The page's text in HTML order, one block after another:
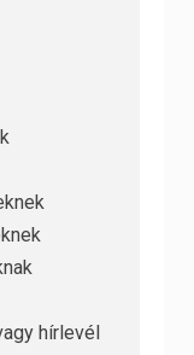
hírlevél